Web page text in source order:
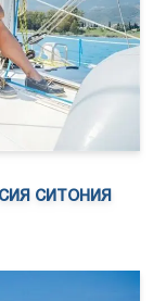
СИТОНИЯ